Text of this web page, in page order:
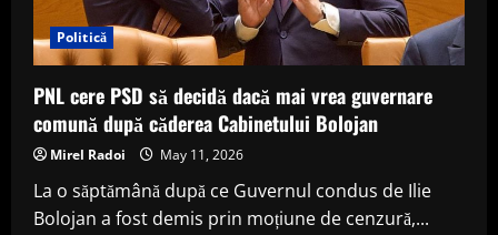
Cotroceni
Politică
PNL cere PSD să decidă dacă mai vrea guvernare
comună după căderea Cabinetului Bolojan
Mirel Radoi May 11, 2026
La o săptămână după ce Guvernul condus de Ilie
Bolojan a fost demis prin moțiune de cenzură,...